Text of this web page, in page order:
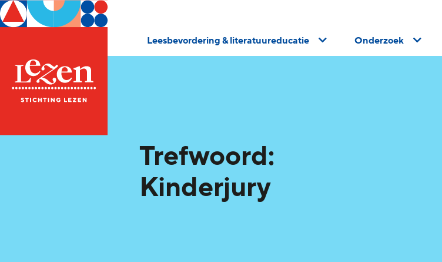
Leesbevordering & literatuureducatie Onderzoek
Trefwoord:
Kinderjury